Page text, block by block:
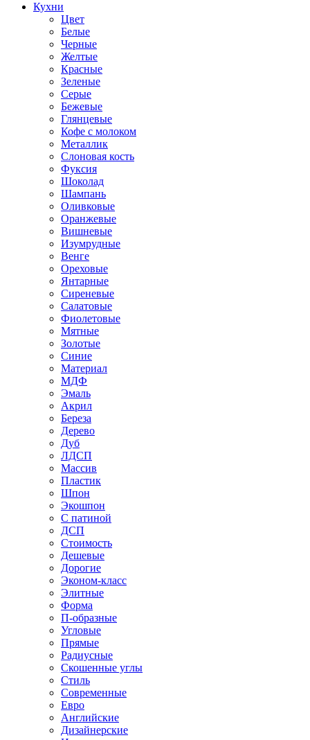
Кухни
Цвет
Белые
Черные
Желтые
Красные
Зеленые
Серые
Бежевые
Глянцевые
Кофе с молоком
Металлик
Слоновая кость
Фуксия
Шоколад
Шампань
Оливковые
Оранжевые
Вишневые
Изумрудные
Венге
Ореховые
Янтарные
Сиреневые
Салатовые
Фиолетовые
Мятные
Золотые
Синие
Материал
МДФ
Эмаль
Акрил
Береза
Дерево
Дуб
ЛДСП
Массив
Пластик
Шпон
Экошпон
С патиной
ДСП
Стоимость
Дешевые
Дорогие
Эконом-класс
Элитные
Форма
П-образные
Угловые
Прямые
Радиусные
Скошенные углы
Стиль
Современные
Евро
Английские
Дизайнерские